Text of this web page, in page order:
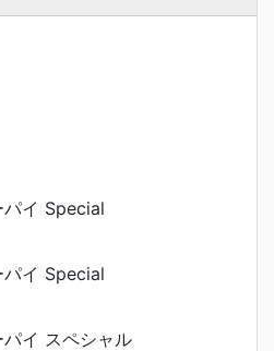
パイ Special
パイ Special
イ スペシャル